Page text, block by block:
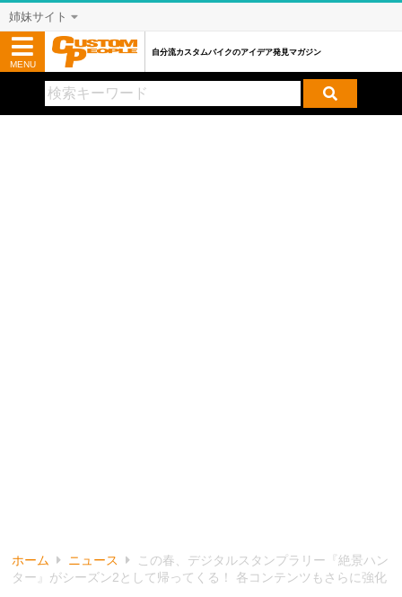
ホーム ニュース
この春、デジタルスタンプラリー『絶景ハン
ター』がシーズン2として帰ってくる！ 各コンテンツもさらに強化
姉妹サイト
MENU
自分流カスタムバイクのアイデア発見マガジン